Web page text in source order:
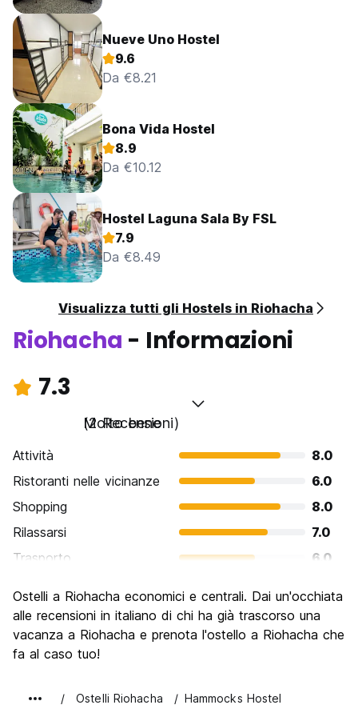
Nueve Uno Hostel
9.6
Da €8.21
Bona Vida Hostel
8.9
Da €10.12
Hostel Laguna Sala By FSL
7.9
Da €8.49
Visualizza tutti gli Hostels in Riohacha
Riohacha - Informazioni
7.3
Molto bene
(2 Recensioni)
Attività
8.0
Ristoranti nelle vicinanze
6.0
Shopping
8.0
Rilassarsi
7.0
Trasporto
6.0
Luoghi di interesse culturale
8.0
Festa / Vita notturna
4.0
Qualita' Prezzo
Ostelli a Riohacha economici e centrali. Dai un'occhiata
alle recensioni in italiano di chi ha già trascorso una
vacanza a Riohacha e prenota l'ostello a Riohacha che
fa al caso tuo!
Ostelli Riohacha Hammocks Hostel